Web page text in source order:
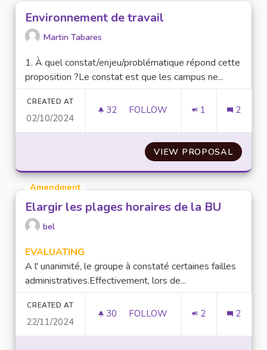
Environnement de travail
Martin Tabares
1. À quel constat/enjeu/problématique répond cette
proposition ?Le constat est que les campus ne...
CREATED AT
02/10/2024
32 32 FOLLOWERS
FOLLOW 1 2
VIEW PROPOSAL
Amendment
Elargir les plages horaires de la BU
bel
EVALUATING
A l' unanimité, le groupe à constaté certaines failles
administratives.Effectivement, lors de...
CREATED AT
22/11/2024
30 30 FOLLOWERS
FOLLOW 2 2